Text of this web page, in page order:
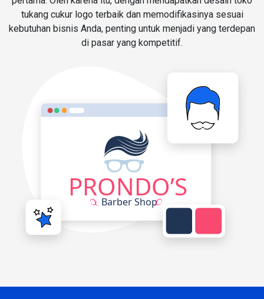
tukang cukur logo terbaik dan memodifikasinya sesuai
kebutuhan bisnis Anda, penting untuk menjadi yang terdepan
di pasar yang kompetitif.